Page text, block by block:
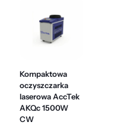
Kompaktowa
oczyszczarka
laserowa AccTek
AKQc 1500W
CW